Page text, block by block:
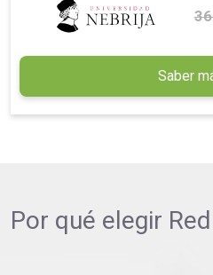
Saber
Por qué elegir